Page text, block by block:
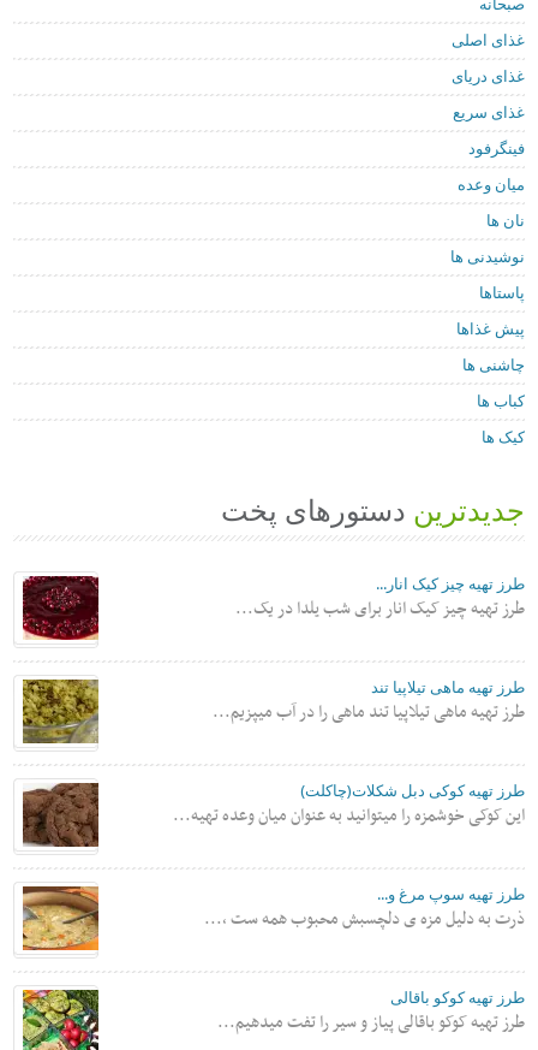
صبحانه
غذای اصلی
غذای دریای
غذای سریع
فینگرفود
میان وعده
نان ها
نوشیدنی ها
پاستاها
پیش غذاها
چاشنی ها
کباب ها
کیک ها
جدیدترین دستورهای پخت
طرز تهیه چیز کیک انار...
طرز تهیه چیز کیک انار برای شب یلدا در یک...
طرز تهیه ماهی تیلاپیا تند
طرز تهیه ماهی تیلاپیا تند ماهی را در آب میپزیم...
طرز تهیه کوکی دبل شکلات(چاکلت)
این کوکی خوشمزه را میتوانید به عنوان میان وعده تهیه...
طرز تهیه سوپ مرغ و...
ذرت به دلیل مزه ی دلچسبش محبوب همه ست ،...
طرز تهیه کوکو باقالی
طرز تهیه کوکو باقالی پیاز و سیر را تفت میدهیم...